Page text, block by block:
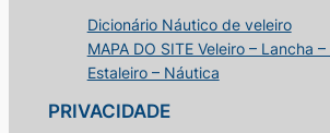
Dicionário Náutico de veleiro
MAPA DO SITE Veleiro – Lancha
Estaleiro – Náutica
PRIVACIDADE